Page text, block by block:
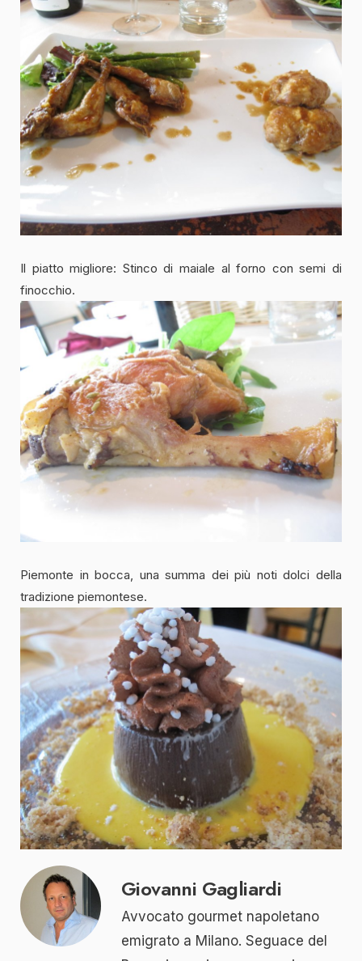
Il piatto migliore: Stinco di maiale al forno con semi di
finocchio.
Piemonte in bocca, una summa dei più noti dolci della
tradizione piemontese.
Giovanni Gagliardi
Avvocato gourmet napoletano
emigrato a Milano. Seguace del